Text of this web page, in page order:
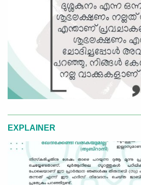
EXPLAINER